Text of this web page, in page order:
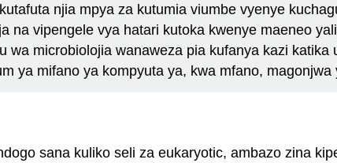
njia mpya za kutumia viumbe vyenye
na vipengele vya hatari kutoka kwenye maeneo
wa microbiolojia wanaweza pia kufanya kazi
ya mifano ya kompyuta ya, kwa mfano, magonjwa
sana kuliko seli za eukaryotic, ambazo zina